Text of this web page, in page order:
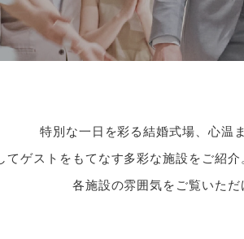
特別な一日を彩る結婚式場、心温
てゲストをもてなす多彩な施設をご紹
各施設の雰囲気をご覧いただ